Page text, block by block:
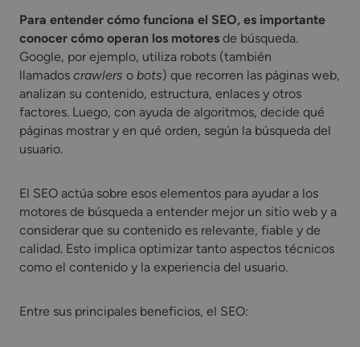
Para entender cómo funciona el SEO, es importante
conocer cómo operan los motores de búsqueda.
Google, por ejemplo, utiliza robots (también
llamados crawlers o bots) que recorren las páginas web,
analizan su contenido, estructura, enlaces y otros
factores. Luego, con ayuda de algoritmos, decide qué
páginas mostrar y en qué orden, según la búsqueda del
usuario.
El SEO actúa sobre esos elementos para ayudar a los
motores de búsqueda a entender mejor un sitio web y a
considerar que su contenido es relevante, fiable y de
calidad. Esto implica optimizar tanto aspectos técnicos
como el contenido y la experiencia del usuario.
Entre sus principales beneficios, el SEO: